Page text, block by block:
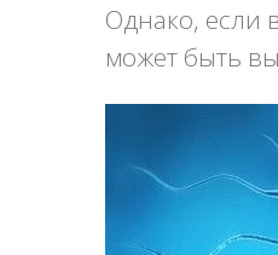
Однако, если
может быть